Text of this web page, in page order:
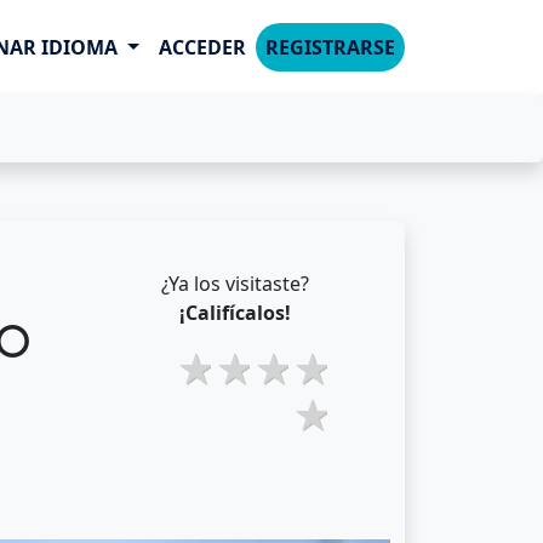
IDIOMA ACCEDER REGISTRARSE
¿Ya los visitaste?
¡Califícalos!
4 stars
3 stars
2 stars